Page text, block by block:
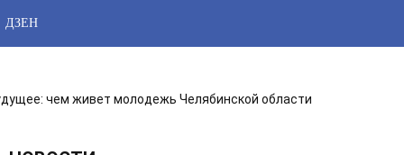
ДЗЕН
чем живет молодежь Челябинской области